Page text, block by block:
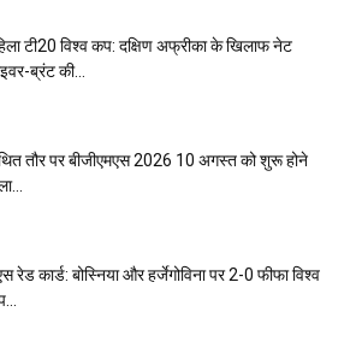
टी20 विश्व कप: दक्षिण अफ्रीका के खिलाफ नेट
ब्रंट की...
तौर पर बीजीएमएस 2026 10 अगस्त को शुरू होने
रेड कार्ड: बोस्निया और हर्जेगोविना पर 2-0 फीफा विश्व